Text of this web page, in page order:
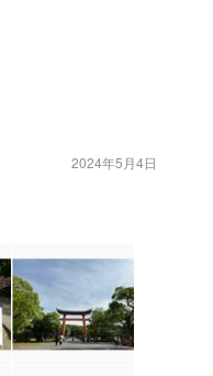
2024年5月4日